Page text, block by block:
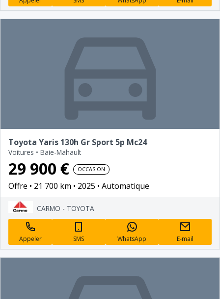
Toyota Yaris 130h Gr Sport 5p Mc24
Voitures • Baie-Mahault
29 900 € OCCASION
Offre 21 700 km 2025 Automatique
CARMO - TOYOTA
Appeler SMS WhatsApp E-mail